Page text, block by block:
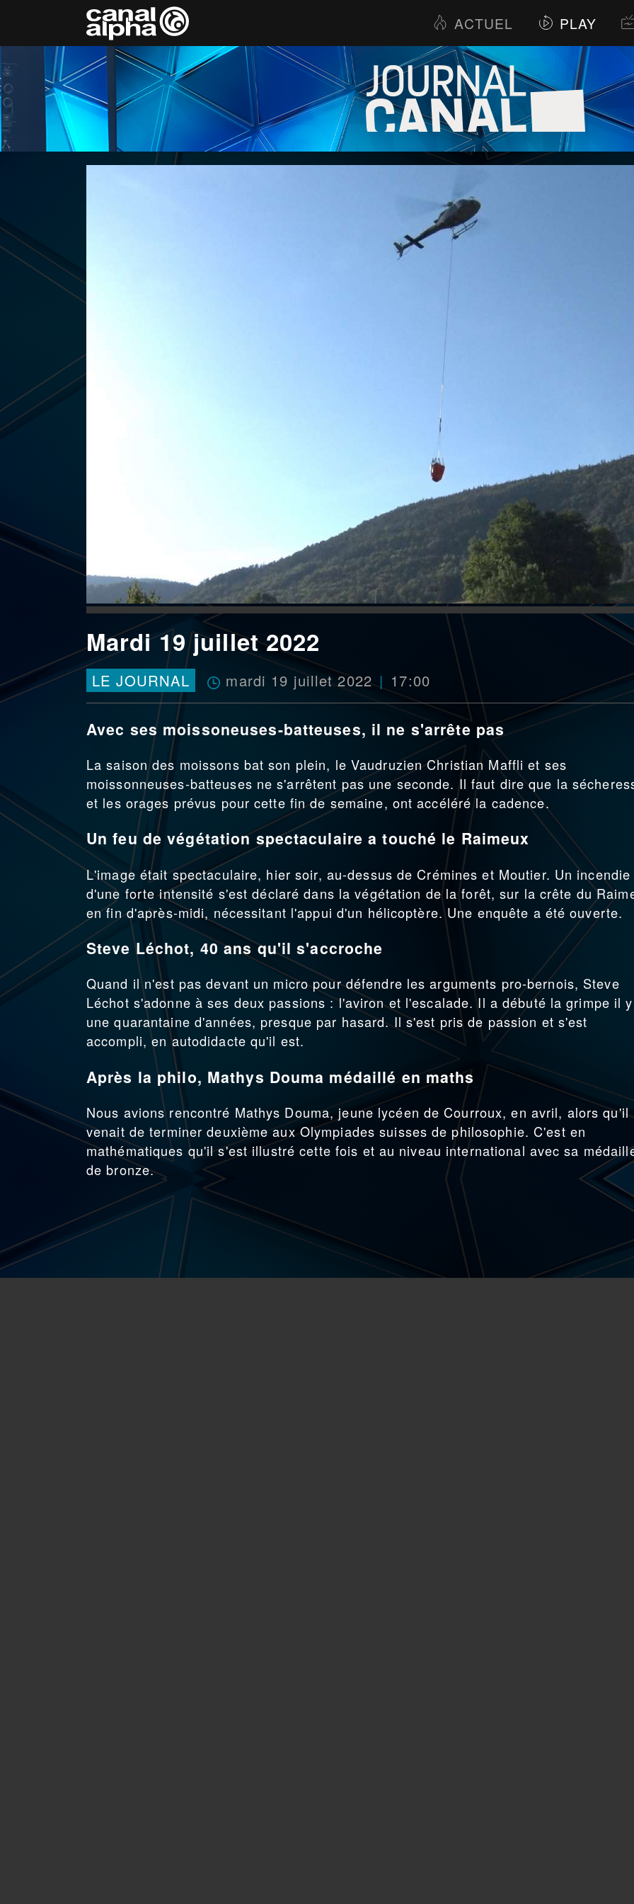
ACTUEL PLAY
Mardi 19 juillet 2022
LE JOURNAL mardi 19 juillet 2022 17:00
Avec ses moissoneuses-batteuses, il ne s'arrête pas
La saison des moissons bat son plein, le Vaudruzien Christian Maffli et ses
moissonneuses-batteuses ne s'arrêtent pas une seconde. Il faut dire que la
et les orages prévus pour cette fin de semaine, ont accéléré la cadence.
Un feu de végétation spectaculaire a touché le Raimeux
L'image était spectaculaire, hier soir, au-dessus de Crémines et Moutier. Un incendie
d'une forte intensité s'est déclaré dans la végétation de la forêt, sur la crête du
en fin d'après-midi, nécessitant l'appui d'un hélicoptère. Une enquête a été ouverte.
Steve Léchot, 40 ans qu'il s'accroche
Quand il n'est pas devant un micro pour défendre les arguments pro-bernois, Steve
Léchot s'adonne à ses deux passions : l'aviron et l'escalade. Il a débuté la grimpe il
une quarantaine d'années, presque par hasard. Il s'est pris de passion et s'est
accompli, en autodidacte qu'il est.
Après la philo, Mathys Douma médaillé en maths
Nous avions rencontré Mathys Douma, jeune lycéen de Courroux, en avril, alors qu'il
venait de terminer deuxième aux Olympiades suisses de philosophie. C'est en
mathématiques qu'il s'est illustré cette fois et au niveau international avec sa
de bronze.